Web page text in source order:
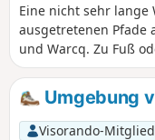
Eine nicht sehr
ausgetretenen Pfade
und Warcq. Zu Fuß
Einfache
kurzer Abschnitt in
Sormonne zu
verläuft in der Natur.
Umgebung
Visorando-Mitglied